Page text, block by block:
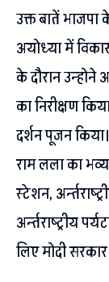
उक्त बातें भाजपा
अयोध्या में
के दौरान उन्होने
का निरीक्षण
दर्शन पूजन
राम लला का
स्टेशन,
अर्न्तराष्ट्रीय
लिए मोदी